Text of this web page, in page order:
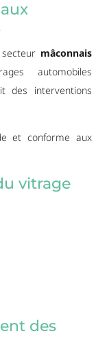
mâconnais
automobiles
des interventions
et conforme aux
vitrage
des